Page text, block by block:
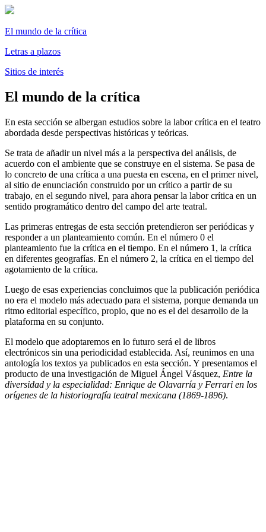
El mundo de la crítica
Letras a plazos
Sitios de interés
El mundo de la crítica
En esta sección se albergan estudios sobre la labor crítica en el teatro
abordada desde perspectivas históricas y teóricas.
Se trata de añadir un nivel más a la perspectiva del análisis, de
acuerdo con el ambiente que se construye en el sistema. Se pasa de
lo concreto de una crítica a una puesta en escena, en el primer nivel,
al sitio de enunciación construido por un crítico a partir de su
trabajo, en el segundo nivel, para ahora pensar la labor crítica en un
sentido programático dentro del campo del arte teatral.
Las primeras entregas de esta sección pretendieron ser periódicas y
responder a un planteamiento común. En el número 0 el
planteamiento fue la crítica en el tiempo. En el número 1, la crítica
en diferentes geografías. En el número 2, la crítica en el tiempo del
agotamiento de la crítica.
Luego de esas experiencias concluimos que la publicación periódica
no era el modelo más adecuado para el sistema, porque demanda un
ritmo editorial específico, propio, que no es el del desarrollo de la
plataforma en su conjunto.
El modelo que adoptaremos en lo futuro será el de libros
electrónicos sin una periodicidad establecida. Así, reunimos en una
antología los textos ya publicados en esta sección. Y presentamos el
producto de una investigación de Miguel Ángel Vásquez, Entre la
diversidad y la especialidad: Enrique de Olavarría y Ferrari en los
orígenes de la historiografía teatral mexicana (1869-1896).